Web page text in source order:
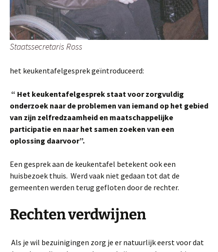
Staatssecretaris Ross
het keukentafelgesprek geïntroduceerd:
“ Het keukentafelgesprek staat voor zorgvuldig
onderzoek naar de problemen van iemand op het gebied
van zijn zelfredzaamheid en maatschappelijke
participatie en naar het samen zoeken van een
oplossing daarvoor”.
Een gesprek aan de keukentafel betekent ook een
huisbezoek thuis. Werd vaak niet gedaan tot dat de
gemeenten werden terug gefloten door de rechter.
Rechten verdwijnen
Als je wil bezuinigingen zorg je er natuurlijk eerst voor dat